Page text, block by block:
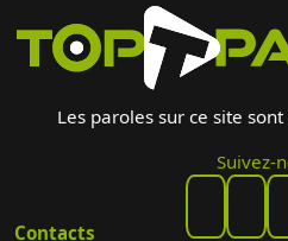
Les paroles sur ce site
Suivez-
Contacts